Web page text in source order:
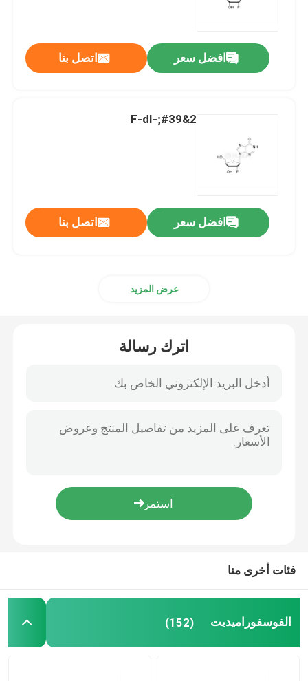
منتجات
افضل سعر اتصل بنا
2&#39;-F-dI
افضل سعر اتصل بنا
عرض المزيد
اترك رسالة
فئات أخرى منا
الفوسفوراميديت (152)